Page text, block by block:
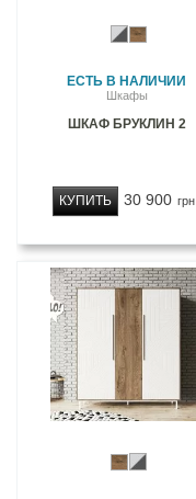
ЕСТЬ В НАЛИЧИИ
Шкафы
ШКАФ БРУКЛИН 2
30 900 грн
КУПИТЬ